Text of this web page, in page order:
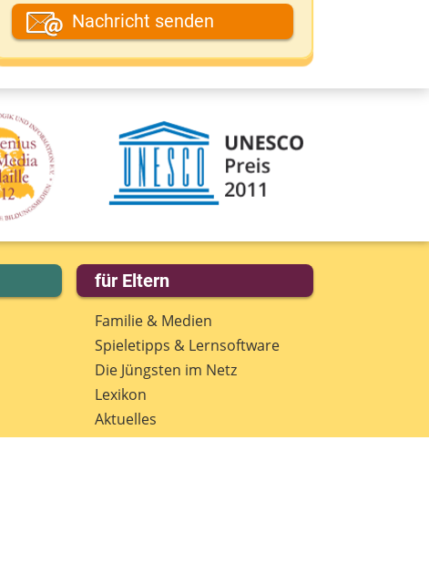
Dein Fantasiename
Deine E-Mail-Adresse (wenn du eine
Deine Nachricht
Nachricht senden
für Eltern
Familie & Medien
Spieletipps & Lernsoftware
Die Jüngsten im Netz
Lexikon
Aktuelles
Datenschutz